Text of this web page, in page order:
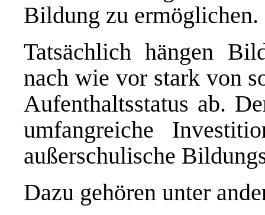
Bildung zu ermöglichen.
Tatsächlich hängen
nach wie vor stark von
Aufenthaltsstatus ab.
umfangreiche
außerschulische
Dazu gehören unter